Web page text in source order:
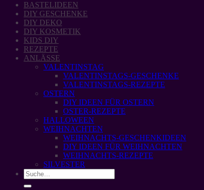
BASTELIDEEN
DIY GESCHENKE
DIY DEKO
DIY KOSMETIK
KIDS DIY
REZEPTE
ANLÄSSE
VALENTINSTAG
VALENTINSTAGS-GESCHENKE
VALENTINSTAGS-REZEPTE
OSTERN
DIY IDEEN FÜR OSTERN
OSTER-REZEPTE
HALLOWEEN
WEIHNACHTEN
WEIHNACHTS-GESCHENKIDEEN
DIY IDEEN FÜR WEIHNACHTEN
WEIHNACHTS-REZEPTE
SILVESTER